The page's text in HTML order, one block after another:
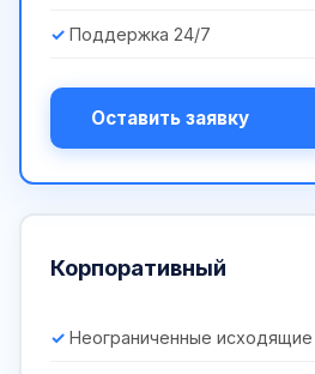
Поддержка 24/7
Оставить заявку
Корпоративный
Неограниченные исходящие